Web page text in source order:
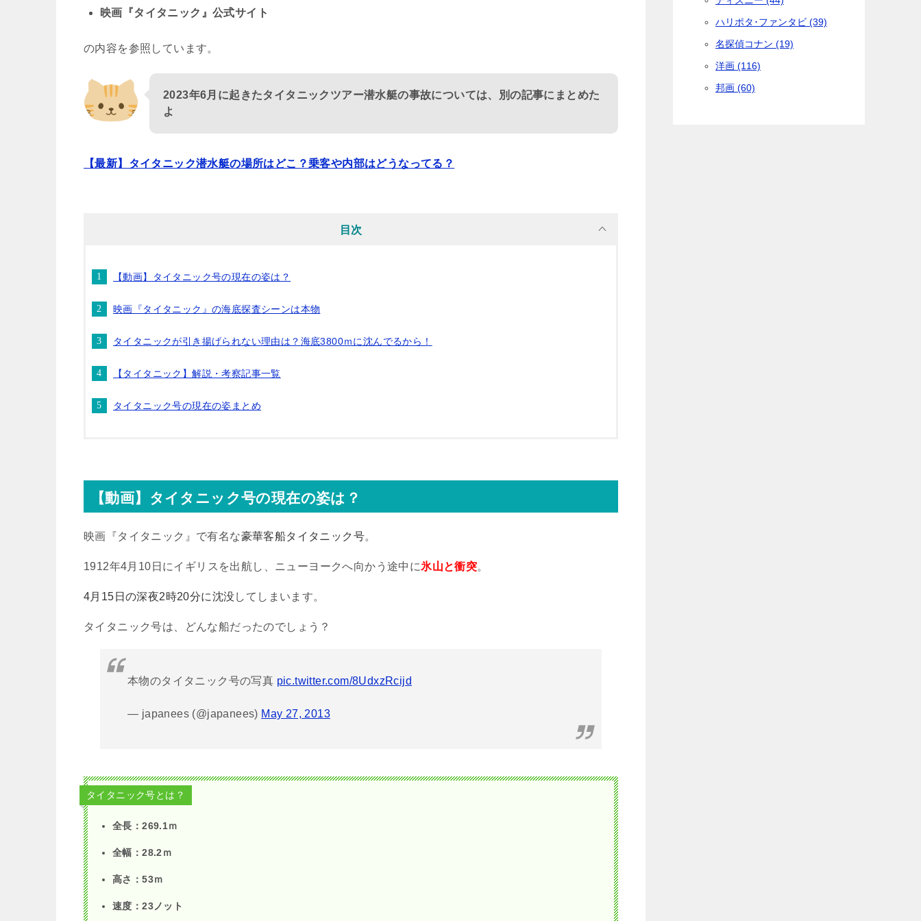
映画『タイタニック』公式サイト
の内容を参照しています。
2023年6月に起きたタイタニックツアー潜水艇の事故については、別の記事にまとめた
よ
【最新】タイタニック潜水艇の場所はどこ？乗客や内部はどうなってる？
目次
【動画】タイタニック号の現在の姿は？
映画『タイタニック』の海底探査シーンは本物
タイタニックが引き揚げられない理由は？海底3800ｍに沈んでるから！
【タイタニック】解説・考察記事一覧
タイタニック号の現在の姿まとめ
【動画】タイタニック号の現在の姿は？
映画『タイタニック』で有名な豪華客船タイタニック号。
1912年4月 10 日にイギリスを出航し、ニューヨークへ向かう途中に氷山と衝突。
4月15日の深夜2時20分に沈没してしまいます。
タイタニック号は、どんな船だったのでしょう？
本物のタイタニック号の写真 pic.twitter.com/8UdxzRcijd
— japanees (@japanees) May 27, 2013
タイタニック号とは？
全長：269.1ｍ
全幅：28.2 ｍ
高さ：53ｍ
速度：23ノット
ハリポタ･ファンタビ (39)
名探偵コナン (19)
洋画 (116)
邦画 (60)